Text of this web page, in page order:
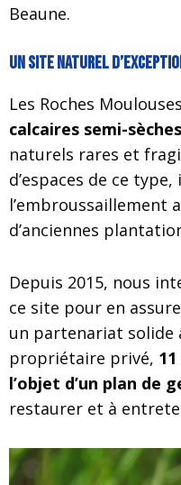
Beaune.
Un site naturel
Les Roches
calcaires semi-
naturels rares et
d’espaces de ce
l’embroussaillement
d’anciennes
Depuis 2015, nous
ce site pour en
un partenariat solide
propriétaire privé,
l’objet d’un plan de
restaurer et à